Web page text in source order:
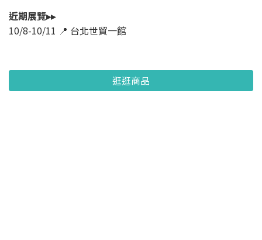
近期展覽▸▸
10/8-10/11 📍 台北世貿一館
逛逛商品